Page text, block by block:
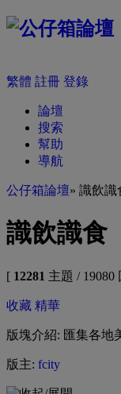
繁體 註冊 登錄
論壇
搜索
幫助
導航
公仔箱論壇» 識飲識
識飲識食
[ 12281 主題 / 19080
收藏 精華
版塊介紹: 匯集各地
版主: fcity